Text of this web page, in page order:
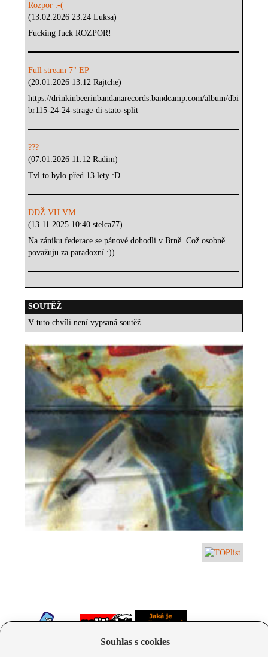
Rozpor :-(
(13.02.2026 23:24 Luksa)
Fucking fuck ROZPOR!
Full stream 7" EP
(20.01.2026 13:12 Rajtche)
https://drinkinbeerinbandanarecords.bandcamp.com/album/dbi
br115-24-24-strage-di-stato-split
???
(07.01.2026 11:12 Radim)
Tvl to bylo před 13 lety :D
DDŽ VH VM
(13.11.2025 10:40 stelca77)
Na zániku federace se pánové dohodli v Brně. Což osobně
považuju za paradoxní :))
SOUTĚŽ
V tuto chvíli není vypsaná soutěž.
Souhlas s cookies